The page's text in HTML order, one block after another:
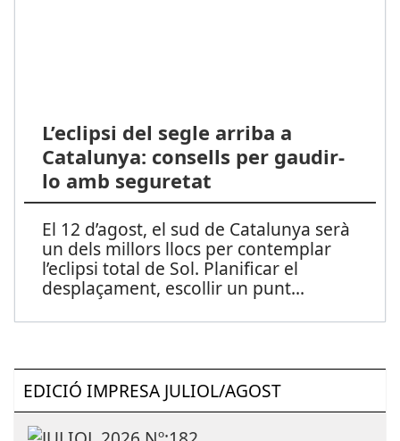
L’eclipsi del segle arriba a
Catalunya: consells per gaudir-
lo amb seguretat
El 12 d’agost, el sud de Catalunya serà
un dels millors llocs per contemplar
l’eclipsi total de Sol. Planificar el
desplaçament, escollir un punt...
EDICIÓ IMPRESA JULIOL/AGOST